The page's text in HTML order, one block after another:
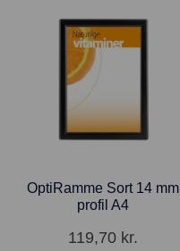
OptiRamme Sort 14 mm
profil A4
119,70 kr.